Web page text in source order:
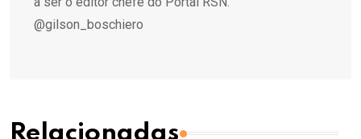
@gilson_boschiero
Relacionadas